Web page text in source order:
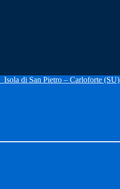
Isola di San Pietro – Carloforte (SU)